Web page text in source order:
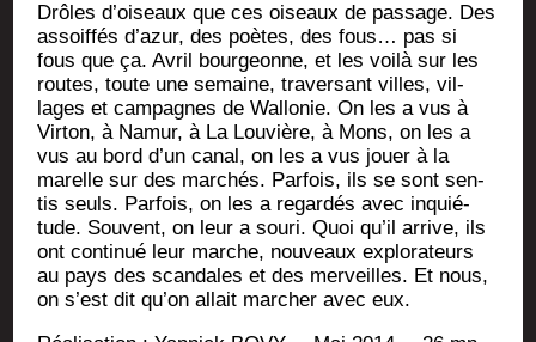
Drôles d’oi­seaux que ces oiseaux de pas­sage. Des
assoif­fés d’a­zur, des poètes, des fous… pas si
fous que ça. Avril bour­geonne, et les voi­là sur les
routes, toute une semaine, tra­ver­sant villes, vil­
lages et cam­pagnes de Wal­lo­nie. On les a vus à
Vir­ton, à Namur, à La Lou­vière, à Mons, on les a
vus au bord d’un canal, on les a vus jouer à la
marelle sur des mar­chés. Par­fois, ils se sont sen­
tis seuls. Par­fois, on les a regar­dés avec inquié­
tude. Sou­vent, on leur a sou­ri. Quoi qu’il arrive, ils
ont conti­nué leur marche, nou­veaux explo­ra­teurs
au pays des scan­dales et des mer­veilles. Et nous,
on s’est dit qu’on allait mar­cher avec eux.